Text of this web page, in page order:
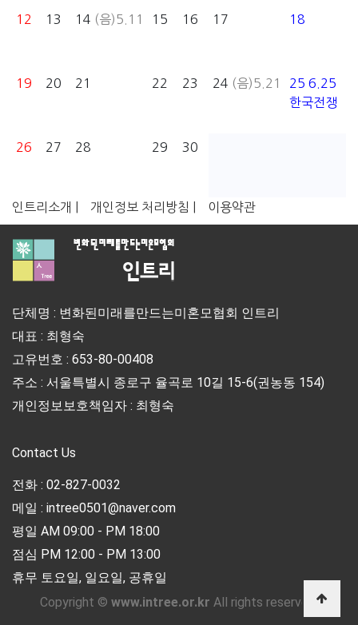
12 13 14 (음)5.11 15 16 17 18
19 20 21 22 23 24 (음)5.21 25 6.25
한국전쟁
26 27 28 29 30
인트리소개 | 개인정보 처리방침 | 이용약관
단체명 : 변화된미래를만드는미혼모협회 인트리
대표 : 최형숙
고유번호 : 653-80-00408
주소 : 서울특별시 종로구 율곡로 10길 15-6(권농동 154)
개인정보보호책임자 : 최형숙
Contact Us
전화 : 02-827-0032
메일 : intree0501@naver.com
평일 AM 09:00 - PM 18:00
점심 PM 12:00 - PM 13:00
휴무 토요일, 일요일, 공휴일
Copyright © www.intree.or.kr All rights reserved.